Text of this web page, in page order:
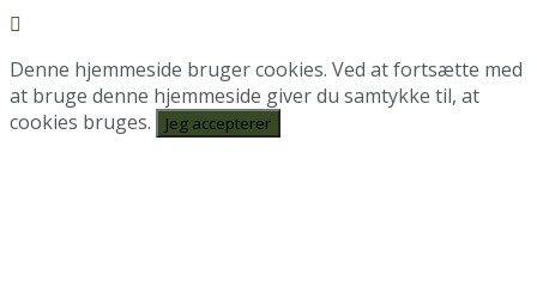
Denne hjemmeside bruger cookies. Ved at fortsætte med
at bruge denne hjemmeside giver du samtykke til, at
cookies bruges.
Jeg accepterer